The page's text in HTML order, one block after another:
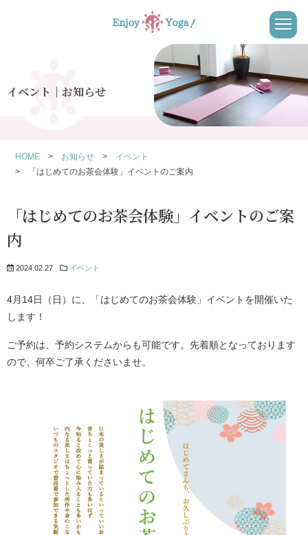
イベント│お知らせ
HOME お知らせ
イベント
「はじめてのお茶会体験」イベントのご案内
「はじめてのお茶会体験」イベントのご案
内
2024.02.27 イベント
4月14日（日）に、「はじめてのお茶会体験」イベントを開催いた
します！
ご予約は、予約システムからも可能です。先着順となっております
ので、何卒ご了承くださいませ。